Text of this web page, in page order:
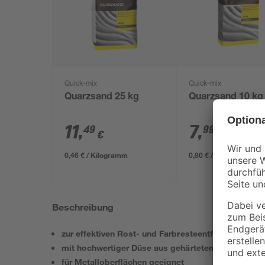
Quick-mix
Quarzsand 25 kg
11,49 €
0,46 € / Kilogramm
Quick-mix
Quarzsand 10 kg
7,99
0,80 € / Kilogramm
Beschreibung
zur effektiven Rost- und Farbresteentfernung
mit hochwertiger Düse aus gehärtetem Stahl
für Metalloberflächen geeignet